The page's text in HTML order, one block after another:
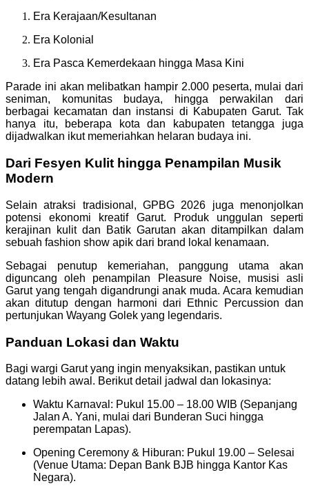
Era Kerajaan/Kesultanan
Era Kolonial
Era Pasca Kemerdekaan hingga Masa Kini
Parade ini akan melibatkan hampir 2.000 peserta, mulai dari
seniman, komunitas budaya, hingga perwakilan dari
berbagai kecamatan dan instansi di Kabupaten Garut. Tak
hanya itu, beberapa kota dan kabupaten tetangga juga
dijadwalkan ikut memeriahkan helaran budaya ini.
Dari Fesyen Kulit hingga Penampilan Musik
Modern
Selain atraksi tradisional, GPBG 2026 juga menonjolkan
potensi ekonomi kreatif Garut. Produk unggulan seperti
kerajinan kulit dan Batik Garutan akan ditampilkan dalam
sebuah fashion show apik dari brand lokal kenamaan.
Sebagai penutup kemeriahan, panggung utama akan
diguncang oleh penampilan Pleasure Noise, musisi asli
Garut yang tengah digandrungi anak muda. Acara kemudian
akan ditutup dengan harmoni dari Ethnic Percussion dan
pertunjukan Wayang Golek yang legendaris.
Panduan Lokasi dan Waktu
Bagi wargi Garut yang ingin menyaksikan, pastikan untuk
datang lebih awal. Berikut detail jadwal dan lokasinya:
Waktu Karnaval: Pukul 15.00 – 18.00 WIB (Sepanjang
Jalan A. Yani, mulai dari Bunderan Suci hingga
perempatan Lapas).
Opening Ceremony & Hiburan: Pukul 19.00 – Selesai
(Venue Utama: Depan Bank BJB hingga Kantor Kas
Negara).